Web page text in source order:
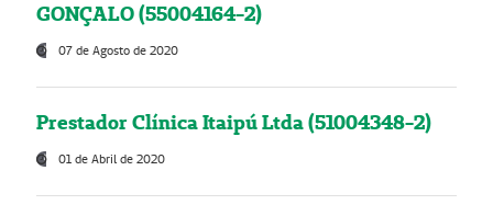
GONÇALO (55004164-2)
07 de Agosto de 2020
Prestador Clínica Itaipú Ltda (51004348-2)
01 de Abril de 2020